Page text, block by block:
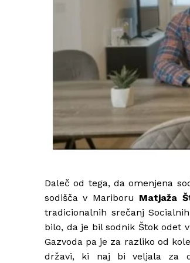
Daleč od tega, da omenjena
sodišča v Mariboru Matjaža
tradicionalnih srečanj
bilo, da je bil sodnik Štok odet
Gazvoda pa je za razliko od
državi, ki naj bi veljala za